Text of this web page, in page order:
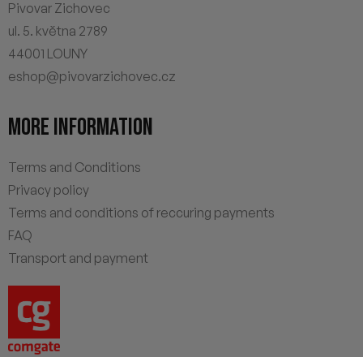
Pivovar Zichovec
ul. 5. května 2789
44001 LOUNY
eshop@pivovarzichovec.cz
MORE INFORMATION
Terms and Conditions
Privacy policy
Terms and conditions of reccuring payments
FAQ
Transport and payment